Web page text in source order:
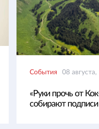
События 08
«Руки прочь от
собирают